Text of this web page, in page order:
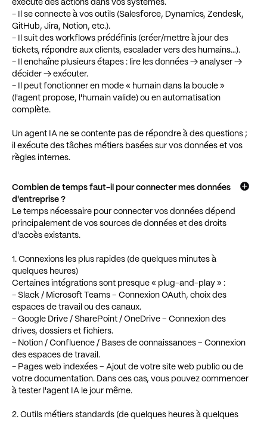
exécute des actions dans vos systèmes.
- Il se connecte à vos outils (Salesforce, Dynamics, Zendesk,
GitHub, Jira, Notion, etc.).
- Il suit des workflows prédéfinis (créer/mettre à jour des
tickets, répondre aux clients, escalader vers des humains…).
- Il enchaîne plusieurs étapes : lire les données → analyser →
décider → exécuter.
- Il peut fonctionner en mode « humain dans la boucle »
(l'agent propose, l'humain valide) ou en automatisation
complète.
Un agent IA ne se contente pas de répondre à des questions ;
il exécute des tâches métiers basées sur vos données et vos
règles internes.
Combien de temps faut-il pour connecter mes données
d'entreprise ?
Le temps nécessaire pour connecter vos données dépend
principalement de vos sources de données et des droits
d'accès existants.
1. Connexions les plus rapides (de quelques minutes à
quelques heures)
Certaines intégrations sont presque « plug-and-play » :
- Slack / Microsoft Teams – Connexion OAuth, choix des
espaces de travail ou des canaux.
- Google Drive / SharePoint / OneDrive – Connexion des
drives, dossiers et fichiers.
- Notion / Confluence / Bases de connaissances – Connexion
des espaces de travail.
- Pages web indexées – Ajout de votre site web public ou de
votre documentation. Dans ces cas, vous pouvez commencer
à tester l'agent IA le jour même.
2. Outils métiers standards (de quelques heures à quelques